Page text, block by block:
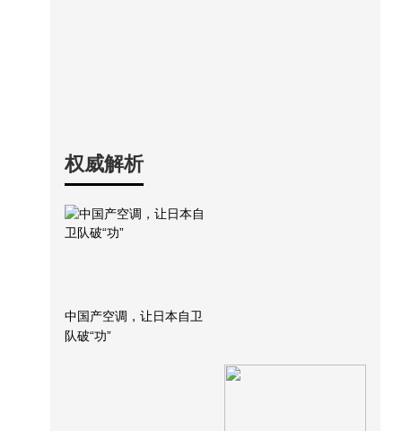
权威解析
中国产空调，让日本自卫
队破“功”